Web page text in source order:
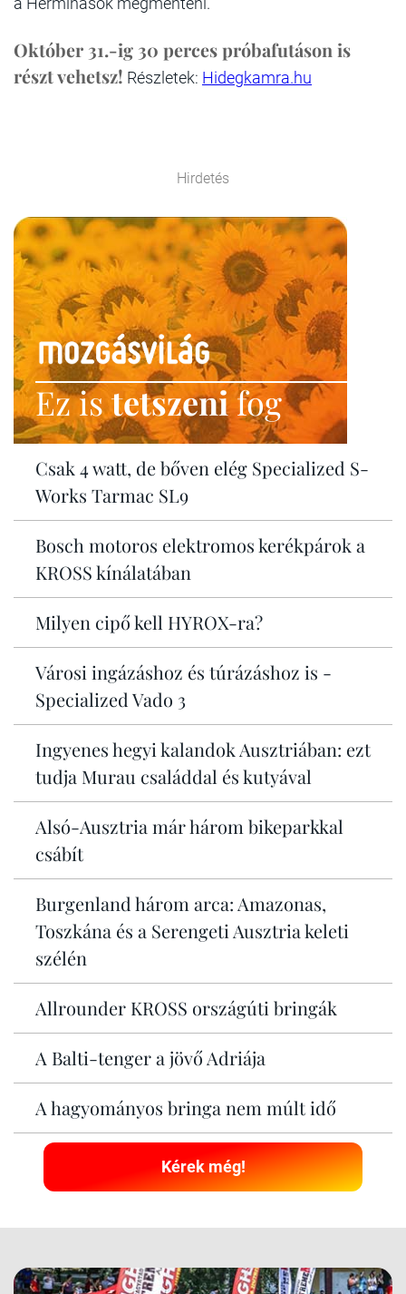
Október 31.-ig 30 perces próbafutáson is
részt vehetsz! Részletek: Hidegkamra.hu
Hirdetés
Ez istetszenifog
Csak 4 watt, de bőven elég Specialized S-
Works Tarmac SL9
Bosch motoros elektromos kerékpárok a
KROSS kínálatában
Milyen cipő kell HYROX-ra?
Városi ingázáshoz és túrázáshoz is -
Specialized Vado 3
Ingyenes hegyi kalandok Ausztriában: ezt
tudja Murau családdal és kutyával
Alsó-Ausztria már három bikeparkkal
csábít
Burgenland három arca: Amazonas,
Toszkána és a Serengeti Ausztria keleti
szélén
Allrounder KROSS országúti bringák
A Balti-tenger a jövő Adriája
A hagyományos bringa nem múlt idő
Kérek még!